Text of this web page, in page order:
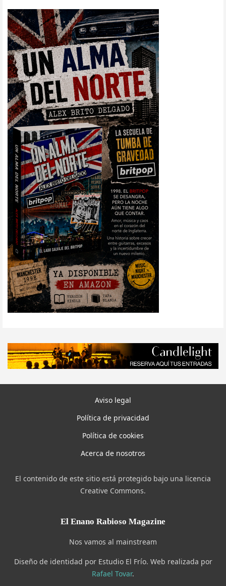
Aviso legal
Política de privacidad
Política de cookies
Acerca de nosotros
El contenido de este sitio está protegido bajo una licencia
Creative Commons.
El Enano Rabioso Magazine
Nos vamos al mainstream
Diseño de identidad por Estudio El Frío. Web realizada por
Rafael Tovar.